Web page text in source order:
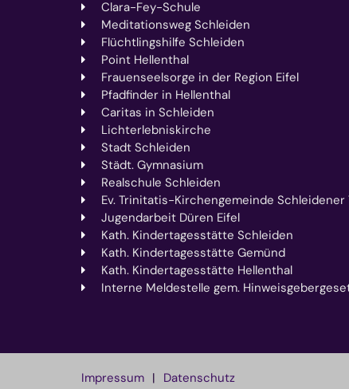
Clara-Fey-Schule
Meditationsweg Schleiden
Flüchtlingshilfe Schleiden
Point Hellenthal
Frauenseelsorge in der Region Eifel
Pfadfinder in Hellenthal
Caritas in Schleiden
Lichterlebniskirche
Stadt Schleiden
Städt. Gymnasium
Realschule Schleiden
Ev. Trinitatis-Kirchengemeinde Schleidener
Jugendarbeit Düren Eifel
Kath. Kindertagesstätte Schleiden
Kath. Kindertagesstätte Gemünd
Kath. Kindertagesstätte Hellenthal
Interne Meldestelle gem.
Impressum Datenschutz